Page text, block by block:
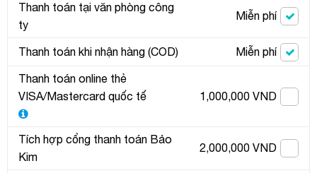
Thanh toán tại văn phòng công
ty
Miễn phí
Thanh toán khi nhận hàng (COD) Miễn phí
Thanh toán online thẻ
VISA/Mastercard quốc tế
1,000,000 VND
Tích hợp cổng thanh toán Bảo
Kim
2,000,000 VND